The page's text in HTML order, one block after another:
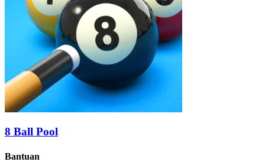
8 Ball Pool
Bantuan